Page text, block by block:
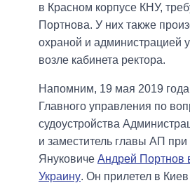
в Красном корпусе КНУ,
Портнова. У них также
охраной и администрацией
возле кабинета ректора.
Напомним, 19 мая 2019
Главного управления по
судоустройства
и заместитель главы АП при
Януковиче Андрей Портнов
Украину. Он прилетел в